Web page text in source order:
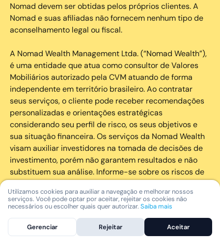
Nomad devem ser obtidas pelos próprios clientes. A
Nomad e suas afiliadas não fornecem nenhum tipo de
aconselhamento legal ou fiscal.
A Nomad Wealth Management Ltda. (“Nomad Wealth”),
é uma entidade que atua como consultor de Valores
Mobiliários autorizado pela CVM atuando de forma
independente em território brasileiro. Ao contratar
seus serviços, o cliente pode receber recomendações
personalizadas e orientações estratégicas
considerando seu perfil de risco, os seus objetivos e
sua situação financeira. Os serviços da Nomad Wealth
visam auxiliar investidores na tomada de decisões de
investimento, porém não garantem resultados e não
substituem sua análise. Informe-se sobre os riscos de
cada investimento e invista com responsabilidade.
As marcas registradas, logotipos e marcas de serviço
que aparecem nos Serviços, incluindo, mas não se
limitando à marca registrada “Nomad” são marcas
Utilizamos cookies para auxiliar a navegação e melhorar nossos
serviços. Você pode optar por aceitar, rejeitar os cookies não
necessários ou escolher quais quer autorizar. Saiba mais
Gerenciar Rejeitar Aceitar